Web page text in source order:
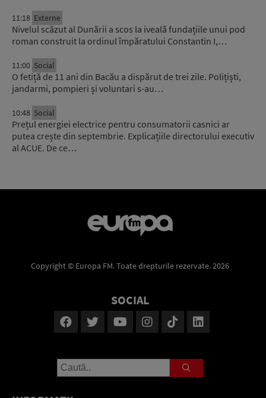
11:18 Externe
Nivelul scăzut al Dunării a scos la iveală fundațiile unui pod
roman construit la ordinul împăratului Constantin I,…
11:00 Social
O fetiță de 11 ani din Bacău a dispărut de trei zile. Polițiști,
jandarmi, pompieri și voluntari s-au…
10:48 Social
Prețul energiei electrice pentru consumatorii casnici ar
putea crește din septembrie. Explicațiile directorului executiv
al ACUE. De ce…
Copyright © Europa FM. Toate drepturile rezervate. 2026
SOCIAL